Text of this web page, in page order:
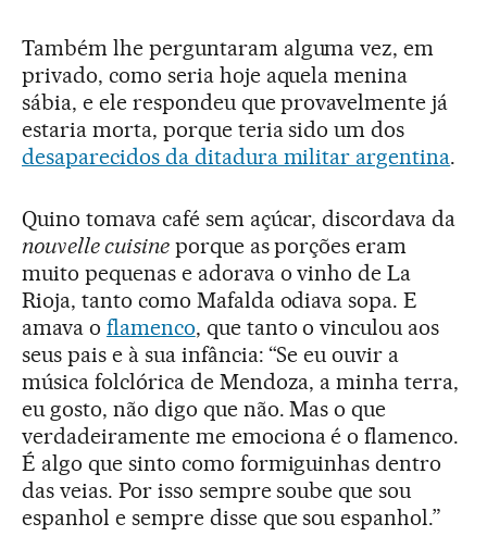
Também lhe perguntaram alguma vez, em
privado, como seria hoje aquela menina
sábia, e ele respondeu que provavelmente já
estaria morta, porque teria sido um dos
desaparecidos da ditadura militar argentina.
Quino tomava café sem açúcar, discordava da
nouvelle cuisineporque as porções eram
muito pequenas e adorava o vinho de La
Rioja, tanto como Mafalda odiava sopa. E
amava o flamenco, que tanto o vinculou aos
seus pais e à sua infância: “Se eu ouvir a
música folclórica de Mendoza, a minha terra,
eu gosto, não digo que não. Mas o que
verdadeiramente me emociona é o flamenco.
É algo que sinto como formiguinhas dentro
das veias. Por isso sempre soube que sou
espanhol e sempre disse que sou espanhol.”